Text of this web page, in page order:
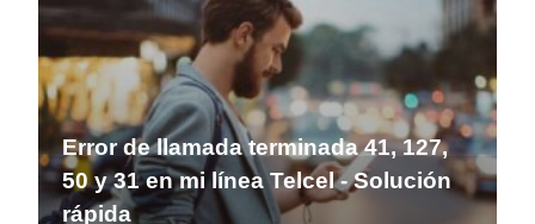
Error de llamada terminada 41, 127,
50 y 31 en mi línea Telcel - Solución
rápida